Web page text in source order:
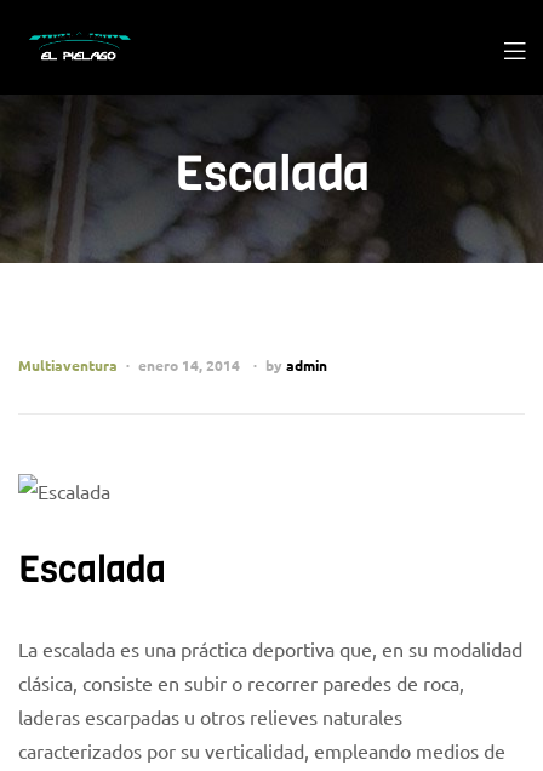
Escalada
Multiaventura enero 14, 2014 by admin
Escalada
La escalada es una práctica deportiva que, en su modalidad
clásica, consiste en subir o recorrer paredes de roca,
laderas escarpadas u otros relieves naturales
caracterizados por su verticalidad, empleando medios de